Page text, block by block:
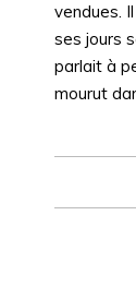
vendues.
ses jours
parlait à
mourut